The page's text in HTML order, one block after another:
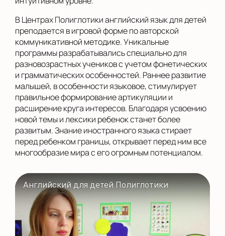
В Центрах Полиглотики английский язык для детей
преподается в игровой форме по авторской
коммуникативной методике. Уникальные
программы разрабатывались специально для
разновозрастных учеников с учетом фонетических
и грамматических особенностей. Раннее развитие
малышей, в особенности языковое, стимулирует
правильное формирование артикуляции и
расширение круга интересов. Благодаря усвоению
новой темы и лексики ребенок станет более
развитым. Знание иностранного языка стирает
перед ребенком границы, открывает перед ним все
многообразие мира с его огромным потенциалом.
Английский для детей Полиглотики